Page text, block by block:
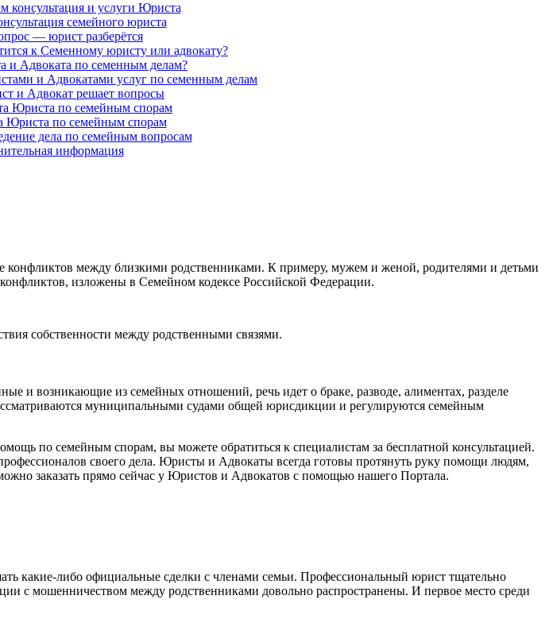
консультация и услуги Юриста
семейного юриста
— юрист разберётся
к Семенному юристу или адвокату?
и Адвоката по семенным делам?
и Адвокатами услуг по семенным делам
и Адвокат решает вопросы
Юриста по семейным спорам
Юриста по семейным спорам
дела по семейным вопросам
информация
конфликтов между близкими родственниками. К примеру, мужем и женой, родителями и детьми
изложены в Семейном кодексе Российской Федерации.
собственности между родственными связями.
и возникающие из семейных отношений, речь идет о браке, разводе, алиментах, разделе
муниципальными судами общей юрисдикции и регулируются семейным
по семейным спорам, вы можете обратиться к специалистам за бесплатной консультацией.
своего дела. Юристы и Адвокаты всегда готовы протянуть руку помощи людям,
заказать прямо сейчас у Юристов и Адвокатов с помощью нашего Портала.
какие-либо официальные сделки с членами семьи. Профессиональный юрист тщательно
с мошенничеством между родственниками довольно распространены. И первое место среди